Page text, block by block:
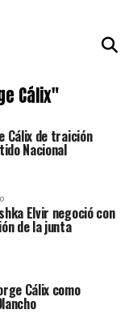
Cálix"
Cálix de traición
Nacional
Elvir negoció con
de la junta
Cálix como